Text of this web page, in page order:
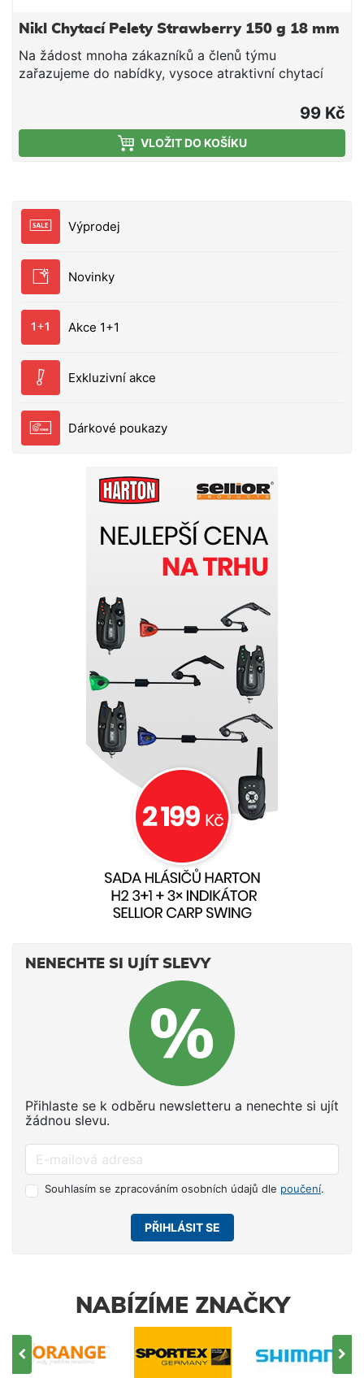
Výprodej
Novinky
Akce 1+1
Exkluzivní akce
Dárkové poukazy
NENECHTE SI UJÍT SLEVY
Přihlaste se k odběru newsletteru a nenechte si ujít
žádnou slevu.
Souhlasím se zpracováním osobních údajů dle poučení.
PŘIHLÁSIT SE
Nikl Chytací Pelety Strawberry 150 g 18 mm
Na žádost mnoha zákazníků a členů týmu
zařazujeme do nabídky, vysoce atraktivní chytací
vyrobeny z prvotřídních boilie mixů a vybraných,
tekutých atraktorů. Díky prodloužené době rozpadu
(přibližně o 40% delší než u klasických pelet) jsou
ideální nástrahou pod háček, pokud vnadíte
10 a 18mm
99 Kč
VLOŽIT DO KOŠÍKU
NABÍZÍME ZNAČKY